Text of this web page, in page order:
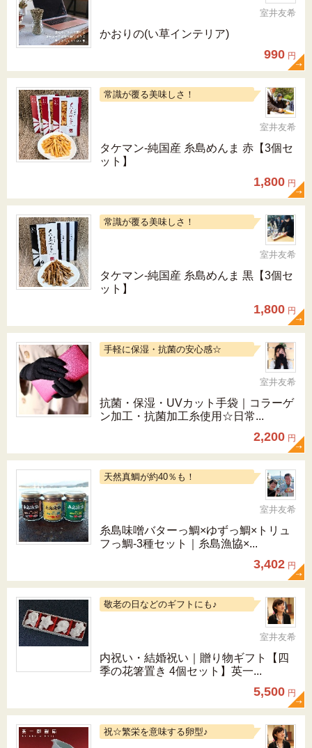
室井友希
かおりの(い草インテリア)
990 円
常識が覆る美味しさ！
室井友希
タケマン-純国産 糸島めんま 赤【3個セ
ット】
1,800 円
常識が覆る美味しさ！
室井友希
タケマン-純国産 糸島めんま 黒【3個セ
ット】
1,800 円
手軽に保湿・抗菌の安心感☆
室井友希
抗菌・保湿・UVカット手袋｜コラーゲ
ン加工・抗菌加工糸使用☆日常...
2,200 円
天然真鯛が約40％も！
室井友希
糸島味噌バターっ鯛×ゆずっ鯛×トリュ
フっ鯛‐3種セット｜糸島漁協×...
3,402 円
敬老の日などのギフトにも♪
室井友希
内祝い・結婚祝い｜贈り物ギフト【四
季の花箸置き 4個セット】英一...
5,500 円
祝☆繁栄を意味する卵型♪